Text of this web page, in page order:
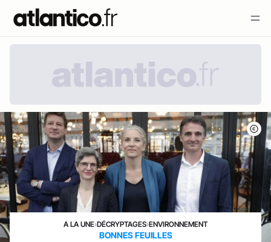
A LA UNE›DÉCRYPTAGES›ENVIRONNEMENT
BONNES FEUILLES